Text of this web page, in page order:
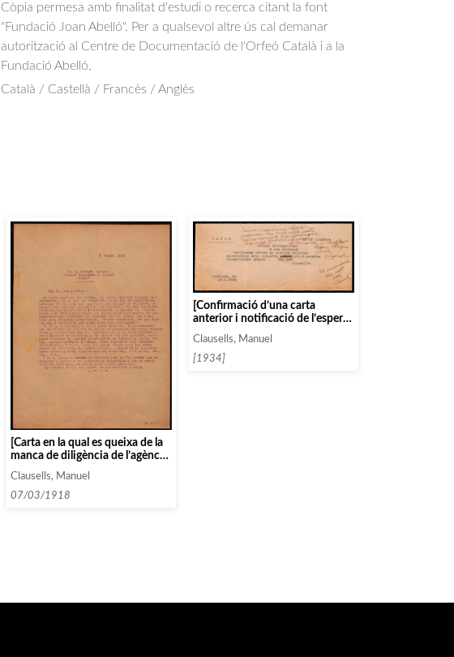
Còpia permesa amb finalitat d'estudi o recerca citant la font
"Fundació Joan Abelló". Per a qualsevol altre ús cal demanar
autorització al Centre de Documentació de l'Orfeó Català i a la
Fundació Abelló.
Català / Castellà / Francès / Anglès
[Carta en la qual es queixa de la
manca de diligència de l’agència
Clausells, Manuel
07/03/1918
[Confirmació d’una carta
anterior i notificació de l’espera
de l’acceptació de 2 concerts
per 17.000 pessetes]
Clausells, Manuel
[1934]